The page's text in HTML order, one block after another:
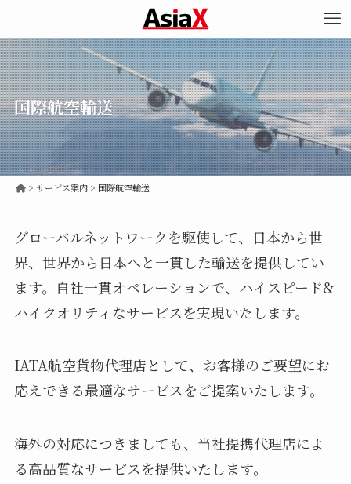
国際航空輸送
> 国際航空輸送
グローバルネットワークを駆使して、日本から世
界、世界から日本へと一貫した輸送を提供してい
ます。自社一貫オペレーションで、ハイスピード&
ハイクオリティなサービスを実現いたします。
IATA航空貨物代理店として、お客様のご要望にお
応えできる最適なサービスをご提案いたします。
海外の対応につきましても、当社提携代理店によ
る高品質なサービスを提供いたします。